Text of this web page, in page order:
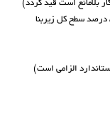
۷-استحکام بنا (فرم شماره۶) در صورت تخلف کمتر از ۵ درصد سطح کل زیربنا